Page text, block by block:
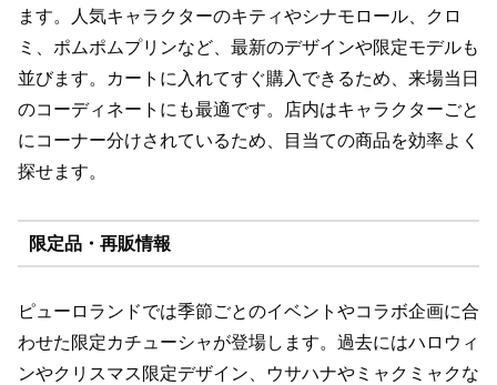
ます。人気キャラクターのキティやシナモロール、クロ
ミ、ポムポムプリンなど、最新のデザインや限定モデルも
並びます。カートに入れてすぐ購入できるため、来場当日
のコーディネートにも最適です。店内はキャラクターごと
にコーナー分けされているため、目当ての商品を効率よく
探せます。
限定品・再販情報
ピューロランドでは季節ごとのイベントやコラボ企画に合
わせた限定カチューシャが登場します。過去にはハロウィ
ンやクリスマス限定デザイン、ウサハナやミャクミャクな